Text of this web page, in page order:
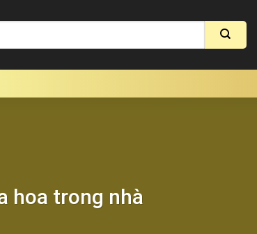
hoa trong nhà